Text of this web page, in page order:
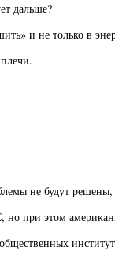
дальше?
и не только в
не будут
при этом